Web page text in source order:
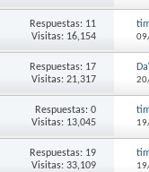
Respuestas: 11
Visitas: 16,154
Respuestas: 17
Visitas: 21,317
Respuestas: 0
Visitas: 13,045
Respuestas: 19
Visitas: 33,109